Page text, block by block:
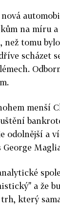
nová
na míru
než tomu
scházet
menší
odolnější a
George
a že
který